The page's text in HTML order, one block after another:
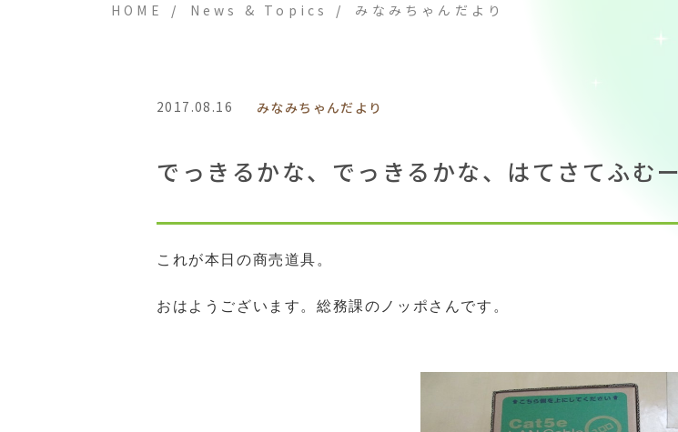
HOME News & Topics みなみちゃんだより
2017.08.16 みなみちゃんだより
でっきるかな、でっきるかな、はてさてふむー
これが本日の商売道具。
おはようございます。総務課のノッポさんです。